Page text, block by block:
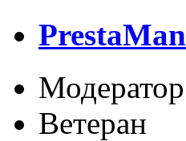
PrestaMan
Модератор
Ветеран